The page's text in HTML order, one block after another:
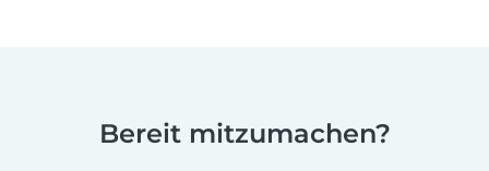
Bereit mitzumachen?